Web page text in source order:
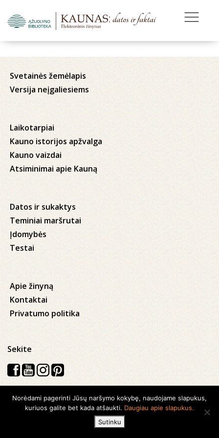
Svetainės žemėlapis
Versija neįgaliesiems
Laikotarpiai
Kauno istorijos apžvalga
Kauno vaizdai
Atsiminimai apie Kauną
Datos ir sukaktys
Teminiai maršrutai
Įdomybės
Testai
Apie žinyną
Kontaktai
Privatumo politika
Sekite
Visos teisės saugomos © 2026 Kauno apskrities viešoji Ąžuolyno
biblioteka
Norėdami pagerinti Jūsų naršymo kokybę, naudojame slapukus,
kuriuos galite bet kada atšaukti. Daugiau apie slapukus.
Sutinku